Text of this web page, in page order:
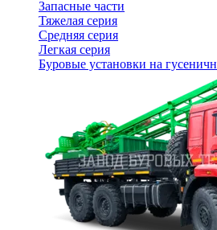
Запасные части
Тяжелая серия
Средняя серия
Легкая серия
Буровые установки на